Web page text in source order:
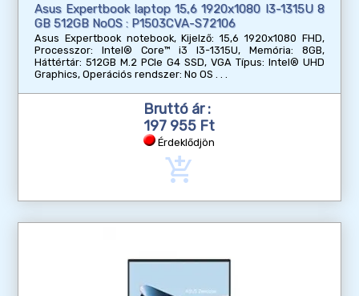
Asus Expertbook laptop 15,6 1920x1080 I3-1315U 8
GB 512GB NoOS : P1503CVA-S72106
Asus Expertbook notebook, Kijelző: 15,6 1920x1080 FHD,
Processzor: Intel® Core™ i3 I3-1315U, Memória: 8GB,
Háttértár: 512GB M.2 PCIe G4 SSD, VGA Típus: Intel® UHD
Graphics, Operációs rendszer: No OS
Bruttó ár :
197 955 Ft
Érdeklődjön
add_shopping_cart